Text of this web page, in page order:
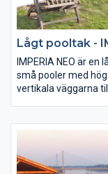
Lågt pooltak -
IMPERIA NEO är
små pooler med
vertikala väggarna